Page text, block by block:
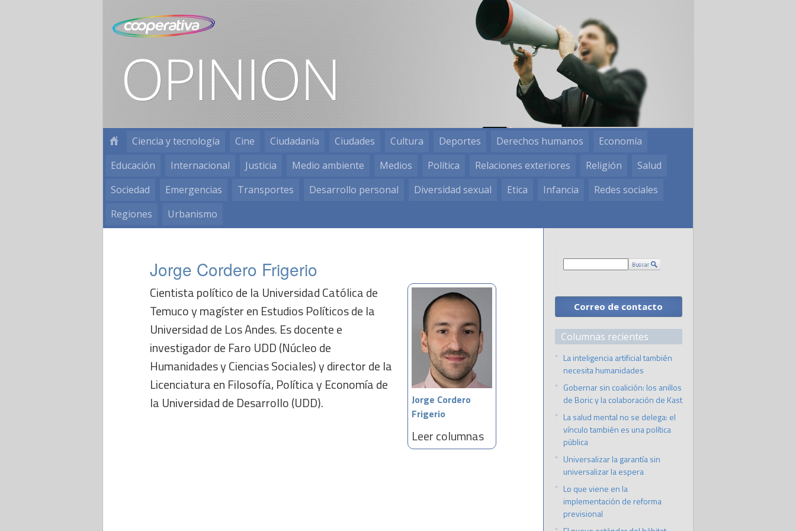
Ciencia y tecnología Cine Ciudadanía Ciudades Cultura Deportes Derechos humanos
Economía
Educación
Internacional Justicia Medio ambiente Medios Política Relaciones exteriores Religión
Salud
Sociedad
Emergencias Transportes Desarrollo personal Diversidad sexual Etica Infancia
Redes sociales
Regiones
Urbanismo
Jorge Cordero Frigerio
Jorge Cordero
Frigerio
Leer columnas
Cientista político de la Universidad Católica de
Temuco y magíster en Estudios Políticos de la
Universidad de Los Andes. Es docente e
investigador de Faro UDD (Núcleo de
Humanidades y Ciencias Sociales) y director de la
Licenciatura en Filosofía, Política y Economía de
la Universidad de Desarrollo (UDD).
Correo de contacto
Columnas recientes
La inteligencia artificial también
necesita humanidades
Gobernar sin coalición: los anillos
de Boric y la colaboración de Kast
La salud mental no se delega: el
vínculo también es una política
pública
Universalizar la garantía sin
universalizar la espera
Lo que viene en la
implementación de reforma
previsional